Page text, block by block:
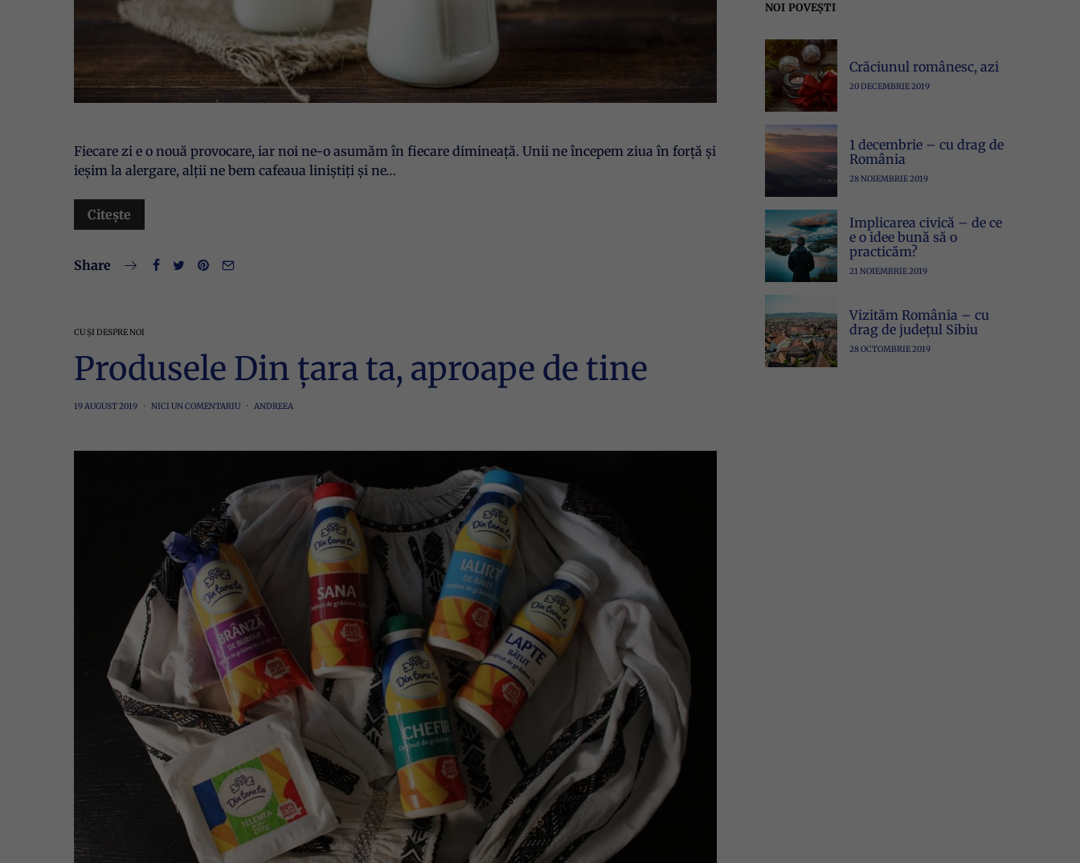
Fiecare zi e o nouă provocare, iar noi ne-o asumăm în fiecare dimineață. Unii ne începem ziua în forță și
ieșim la alergare, alții ne bem cafeaua liniștiți și ne…
Citește
Share
CU ȘI DESPRE NOI
Produsele Din țara ta, aproape de tine
19 AUGUST 2019 NICI UN COMENTARIU ANDREEA
NOI POVEȘTI
Crăciunul românesc, azi
20 DECEMBRIE 2019
1 decembrie – cu drag de
România
28 NOIEMBRIE 2019
Implicarea civică – de ce
e o idee bună să o
practicăm?
21 NOIEMBRIE 2019
Vizităm România – cu
drag de județul Sibiu
28 OCTOMBRIE 2019